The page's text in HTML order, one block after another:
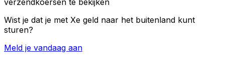
verzendkoersen te bekijken
Wist je dat je met Xe geld naar het buitenland kunt
sturen?
Meld je vandaag aan